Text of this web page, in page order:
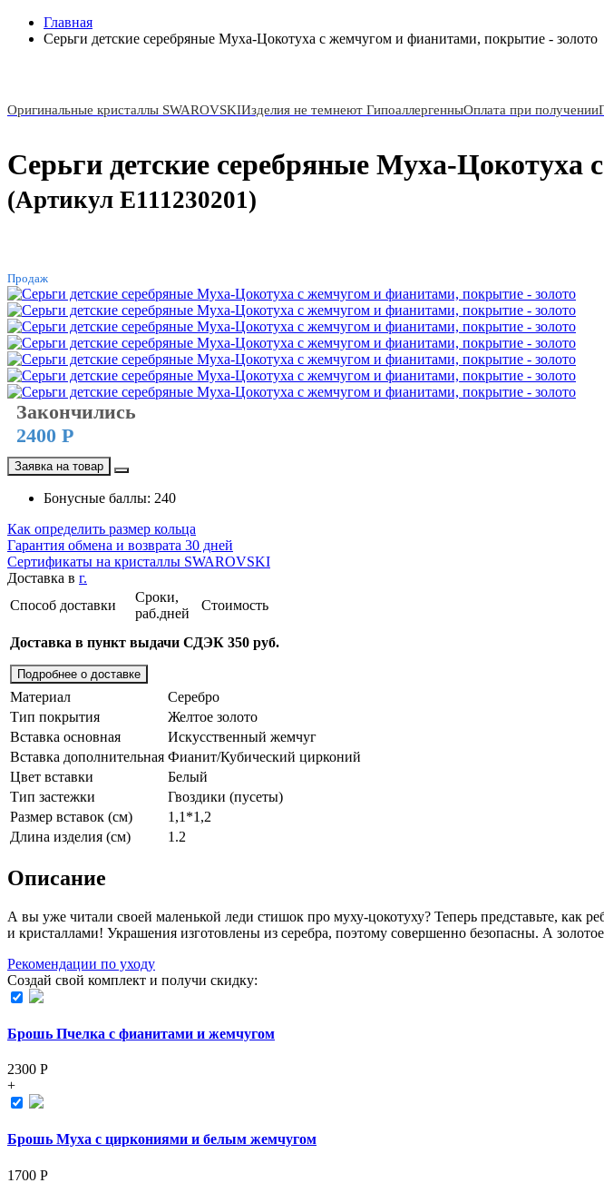
Главная
Серьги детские серебряные Муха-Цокотуха с жемчугом и фианитами, покрытие - золото
Оригинальные кристаллы SWAROVSKIИзделия не темнеют ГипоаллергенныОплата при получении
Серьги детские серебряные Муха-
(Артикул E111230201)
Продаж
Закончились
2400 Р
Заявка на товар
Бонусные баллы: 240
Как определить размер кольца
Гарантия обмена и возврата 30 дней
Сертификаты на кристаллы SWAROVSKI
Доставка в г.
Способ доставки
Сроки,
раб.дней
Стоимость
Доставка в пункт выдачи СДЭК 350 руб.
Подробнее о доставке
Материал
Серебро
Тип покрытия
Желтое золото
Вставка основная
Искусственный жемчуг
Вставка дополнительная Фианит/Кубический цирконий
Цвет вставки
Белый
Тип застежки
Гвоздики (пусеты)
Размер вставок (см)
1,1*1,2
Длина изделия (см)
1.2
Описание
А вы уже читали своей маленькой леди стишок про муху-цокотуху? Теперь представьте, как
и кристаллами! Украшения изготовлены из серебра, поэтому совершенно безопасны. А
Рекомендации по уходу
Создай свой комплект и получи скидку:
Брошь Пчелка с фианитами и жемчугом
2300 Р
+
Брошь Муха с циркониями и белым жемчугом
1700 Р